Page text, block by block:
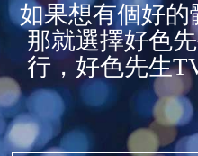
如果想有個好的體
那就選擇好色
行，好色先生